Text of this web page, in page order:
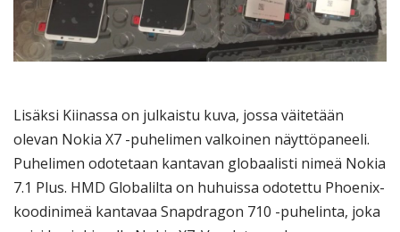
Lisäksi Kiinassa on julkaistu kuva, jossa väitetään
olevan Nokia X7 -puhelimen valkoinen näyttöpaneeli.
Puhelimen odotetaan kantavan globaalisti nimeä Nokia
7.1 Plus. HMD Globalilta on huhuissa odotettu Phoenix-
koodinimeä kantavaa Snapdragon 710 -puhelinta, joka